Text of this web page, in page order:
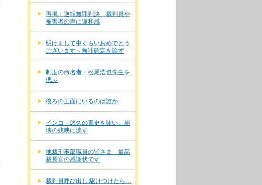
再掲：逆転無罪判決 裁判員や
被害者の声に違和感
明けまして中ぐらいおめでとう
ございます～無罪確定を論ず
制度の命名者・松尾浩也先生を
偲ぶ
後ろの正面にいるのは誰か
インコ 悠久の青史を詠い、崩
壊の残映に涙す
地裁刑事部職員の皆さま 最高
裁長官の感謝状です
裁判員呼び出し 駆けつけたら…